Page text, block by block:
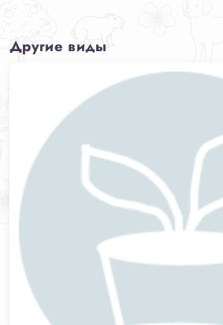
Другие виды